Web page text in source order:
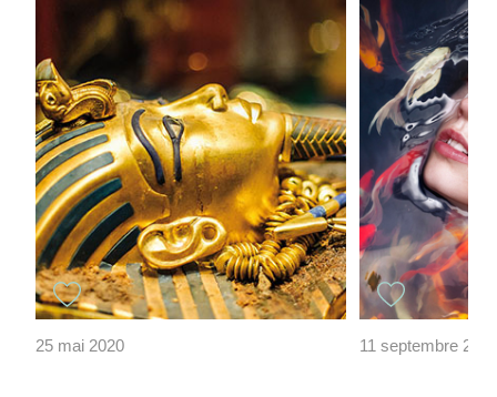
25 mai 2020 11 septembre 2016